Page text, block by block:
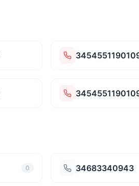
0 34683340943